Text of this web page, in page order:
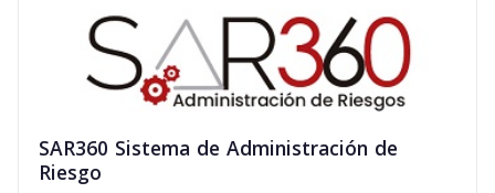
SAR360 Sistema de Administración de
Riesgo